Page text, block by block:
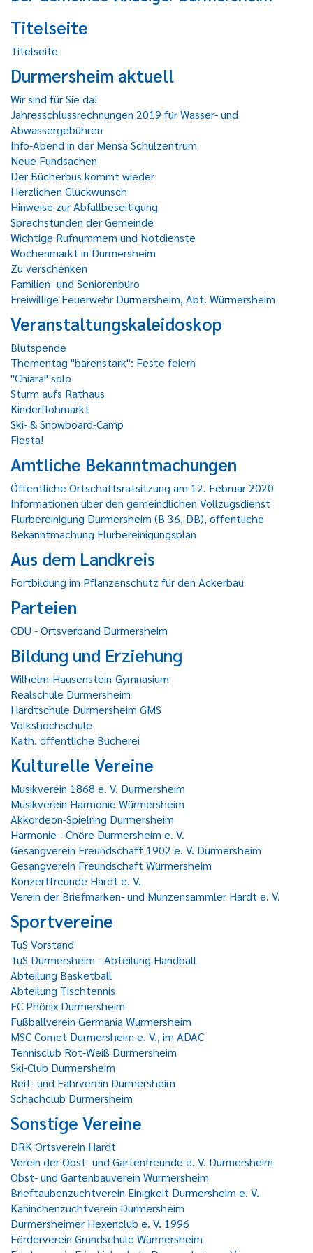
Titelseite
Titelseite
Durmersheim aktuell
Wir sind für Sie da!
Jahresschlussrechnungen 2019 für Wasser- und
Abwassergebühren
Info-Abend in der Mensa Schulzentrum
Neue Fundsachen
Der Bücherbus kommt wieder
Herzlichen Glückwunsch
Hinweise zur Abfallbeseitigung
Sprechstunden der Gemeinde
Wichtige Rufnummern und Notdienste
Wochenmarkt in Durmersheim
Zu verschenken
Familien- und Seniorenbüro
Freiwillige Feuerwehr Durmersheim, Abt. Würmersheim
Veranstaltungskaleidoskop
Blutspende
Thementag "bärenstark": Feste feiern
"Chiara" solo
Sturm aufs Rathaus
Kinderflohmarkt
Ski- & Snowboard-Camp
Fiesta!
Amtliche Bekanntmachungen
Öffentliche Ortschaftsratsitzung am 12. Februar 2020
Informationen über den gemeindlichen Vollzugsdienst
Flurbereinigung Durmersheim (B 36, DB), öffentliche
Bekanntmachung Flurbereinigungsplan
Aus dem Landkreis
Fortbildung im Pflanzenschutz für den Ackerbau
Parteien
CDU - Ortsverband Durmersheim
Bildung und Erziehung
Wilhelm-Hausenstein-Gymnasium
Realschule Durmersheim
Hardtschule Durmersheim GMS
Volkshochschule
Kath. öffentliche Bücherei
Kulturelle Vereine
Musikverein 1868 e. V. Durmersheim
Musikverein Harmonie Würmersheim
Akkordeon-Spielring Durmersheim
Harmonie - Chöre Durmersheim e. V.
Gesangverein Freundschaft 1902 e. V. Durmersheim
Gesangverein Freundschaft Würmersheim
Konzertfreunde Hardt e. V.
Verein der Briefmarken- und Münzensammler Hardt e. V.
Sportvereine
TuS Vorstand
TuS Durmersheim - Abteilung Handball
Abteilung Basketball
Abteilung Tischtennis
FC Phönix Durmersheim
Fußballverein Germania Würmersheim
MSC Comet Durmersheim e. V., im ADAC
Tennisclub Rot-Weiß Durmersheim
Ski-Club Durmersheim
Reit- und Fahrverein Durmersheim
Schachclub Durmersheim
Sonstige Vereine
DRK Ortsverein Hardt
Verein der Obst- und Gartenfreunde e. V. Durmersheim
Obst- und Gartenbauverein Würmersheim
Brieftaubenzuchtverein Einigkeit Durmersheim e. V.
Kaninchenzuchtverein Durmersheim
Durmersheimer Hexenclub e. V. 1996
Förderverein Grundschule Würmersheim